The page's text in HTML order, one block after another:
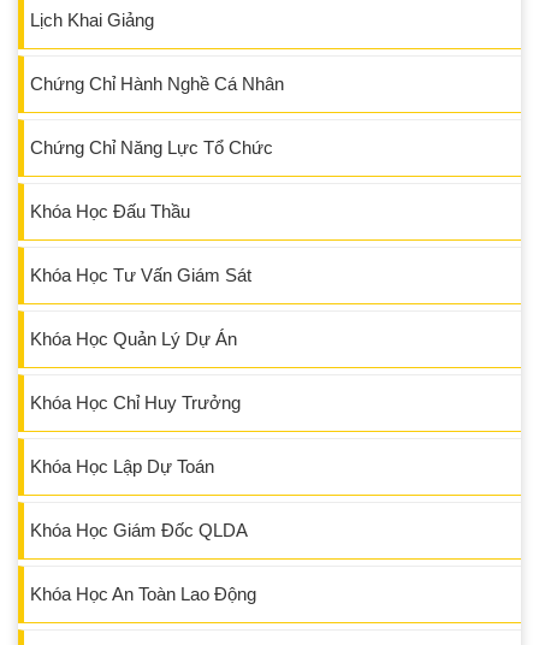
Lịch Khai Giảng
Chứng Chỉ Hành Nghề Cá Nhân
Chứng Chỉ Năng Lực Tổ Chức
Khóa Học Đấu Thầu
Khóa Học Tư Vấn Giám Sát
Khóa Học Quản Lý Dự Án
Khóa Học Chỉ Huy Trưởng
Khóa Học Lập Dự Toán
Khóa Học Giám Đốc QLDA
Khóa Học An Toàn Lao Động